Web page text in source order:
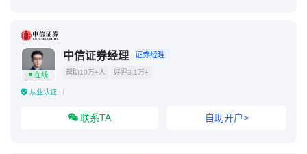
在线
中信证券经理 证券经理
帮助10万+人 好评3.1万+
从业认证
联系TA 自助开户>